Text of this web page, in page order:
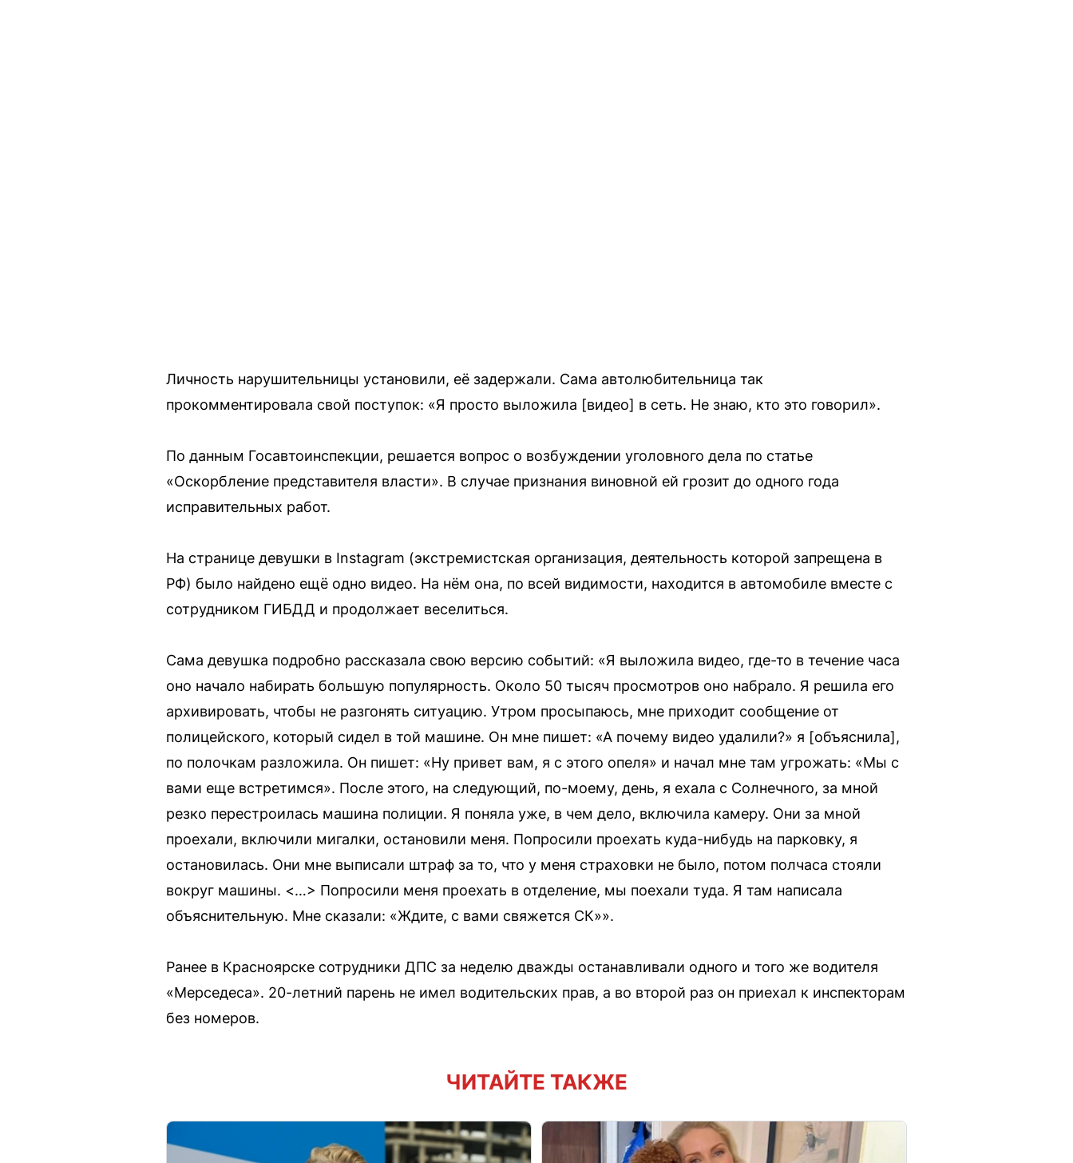
Личность нарушительницы установили, её задержали. Сама автолюбительница так
прокомментировала свой поступок: «Я просто выложила [видео] в сеть. Не знаю, кто это говорил».
По данным Госавтоинспекции, решается вопрос о возбуждении уголовного дела по статье
«Оскорбление представителя власти». В случае признания виновной ей грозит до одного года
исправительных работ.
На странице девушки в Instagram (экстремистская организация, деятельность которой запрещена в
РФ) было найдено ещё одно видео. На нём она, по всей видимости, находится в автомобиле вместе с
сотрудником ГИБДД и продолжает веселиться.
Сама девушка подробно рассказала свою версию событий: «Я выложила видео, где-то в течение часа
оно начало набирать большую популярность. Около 50 тысяч просмотров оно набрало. Я решила его
архивировать, чтобы не разгонять ситуацию. Утром просыпаюсь, мне приходит сообщение от
полицейского, который сидел в той машине. Он мне пишет: «А почему видео удалили?» я [объяснила],
по полочкам разложила. Он пишет: «Ну привет вам, я с этого опеля» и начал мне там угрожать: «Мы с
вами еще встретимся». После этого, на следующий, по-моему, день, я ехала с Солнечного, за мной
резко перестроилась машина полиции. Я поняла уже, в чем дело, включила камеру. Они за мной
проехали, включили мигалки, остановили меня. Попросили проехать куда-нибудь на парковку, я
остановилась. Они мне выписали штраф за то, что у меня страховки не было, потом полчаса стояли
вокруг машины. <…> Попросили меня проехать в отделение, мы поехали туда. Я там написала
объяснительную. Мне сказали: «Ждите, с вами свяжется СК»».
Ранее в Красноярске сотрудники ДПС за неделю дважды останавливали одного и того же водителя
«Мерседеса». 20-летний парень не имел водительских прав, а во второй раз он приехал к инспекторам
без номеров.
ЧИТАЙТЕ ТАКЖЕ